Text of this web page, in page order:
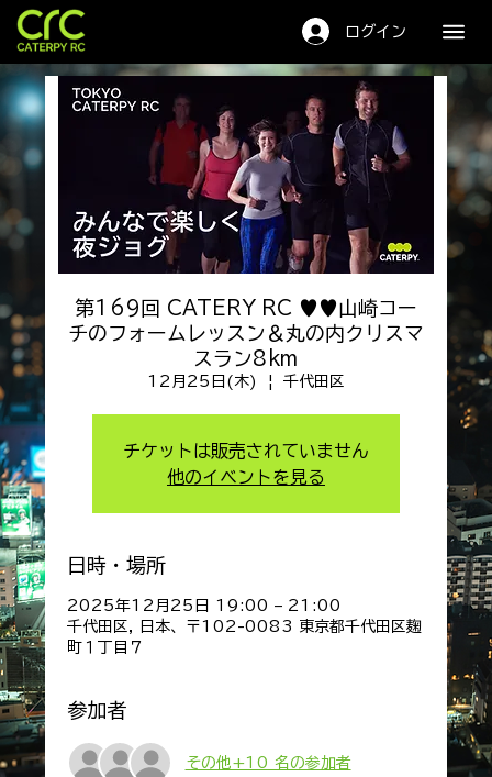
ログイン
第169回 CATERY RC ♥♥山崎コー
チのフォームレッスン＆丸の内クリスマ
スラン8km
12月25日(木)
  |
千代田区
チケットは販売されていません
他のイベントを見る
日時・場所
2025年12月25日 19:00 – 21:00
千代田区, 日本、〒102-0083 東京都千代田区麹
町１丁目７
参加者
その他+10 名の参加者